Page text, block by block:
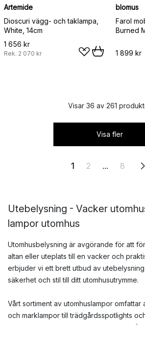
Artemide
Dioscuri vägg- och taklampa,
White, 14cm
1 656 kr
Rek. 2 070 kr
blomus
Farol
Burned
1 899 kr
Visar 36 av 261
Visa fler
1 2 ... 8
Utebelysning - Vacker
lampor utomhus
Utomhusbelysning är avgörande för att
altan eller uteplats till en vacker och
erbjuder vi ett brett utbud av
säkerhet och stil till ditt utomhusutrymme.
Vårt sortiment av utomhuslampor omfattar
och marklampor till trädgårdsspotlights
lampor. Vi har noggrant valt ut lampor från